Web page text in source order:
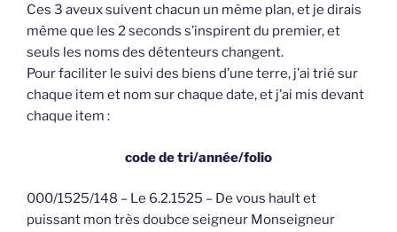
Ces 3 aveux suivent chacun un même plan, et je dirais
même que les 2 seconds s’inspirent du premier, et
seuls les noms des détenteurs changent.
Pour faciliter le suivi des biens d’une terre, j’ai trié sur
chaque item et nom sur chaque date, et j’ai mis devant
chaque item :
code de tri/année/folio
000/1525/148 – Le 6.2.1525 – De vous hault et
puissant mon très doubce seigneur Monseigneur